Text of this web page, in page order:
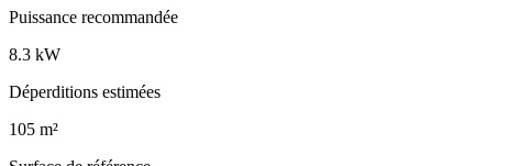
Puissance recommandée
8.3 kW
Déperditions estimées
105 m²